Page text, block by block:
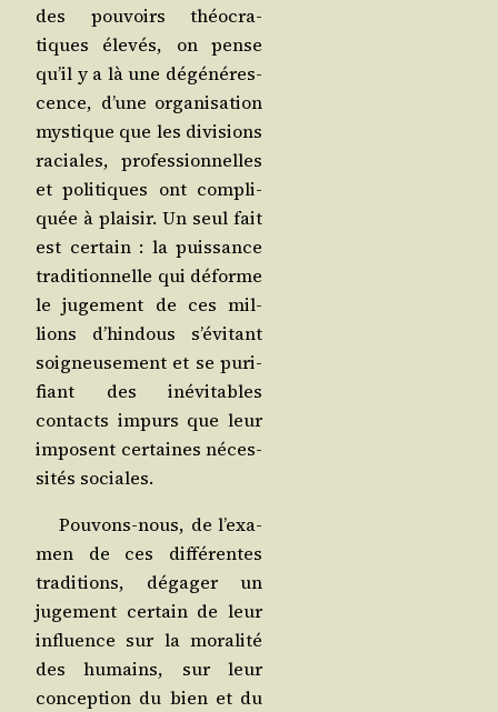
des pou­voirs théo­cra­
tiques éle­vés, on pense
qu’il y a là une dégé­né­res­
cence, d’une orga­ni­sa­tion
mys­tique que les divi­sions
raciales, pro­fes­sion­nelles
et poli­tiques ont com­pli­
quée à plai­sir. Un seul fait
est cer­tain : la puis­sance
tra­di­tion­nelle qui déforme
le juge­ment de ces mil­
lions d’hin­dous s’é­vi­tant
soi­gneu­se­ment et se puri­
fiant des inévi­tables
contacts impurs que leur
imposent cer­taines néces­
si­tés sociales.
Pou­vons-nous, de l’exa­
men de ces dif­fé­rentes
tra­di­tions, déga­ger un
juge­ment cer­tain de leur
influence sur la mora­li­té
des humains, sur leur
concep­tion du bien et du